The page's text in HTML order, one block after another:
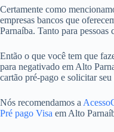
Certamente como
empresas bancos que
Parnaíba. Tanto para
Então o que você tem que
para negativado em Alto
cartão pré-pago e solicitar
Nós recomendamos a
Pré pago Visa em Alto